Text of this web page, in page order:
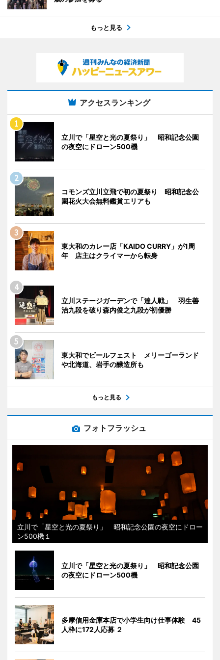
もっと見る
アクセスランキング
立川で「星空と光の夏祭り」 昭和記念公園
の夜空にドローン500機
コモンズ立川立飛で初の夏祭り 昭和記念公
園花火大会無料鑑賞エリアも
東大和のカレー店「KAIDO CURRY」が1周
年 店主はクライマーから転身
立川ステージガーデンで「達人戦」 羽生善
治九段を破り森内俊之九段が初優勝
東大和でビールフェスト メリーゴーランド
や北海道、岩手の醸造所も
もっと見る
フォトフラッシュ
立川で「星空と光の夏祭り」 昭和記念公園の夜空にドロー
ン500機１
立川で「星空と光の夏祭り」 昭和記念公園
の夜空にドローン500機
多摩信用金庫本店で小学生向け仕事体験 45
人枠に172人応募 ２